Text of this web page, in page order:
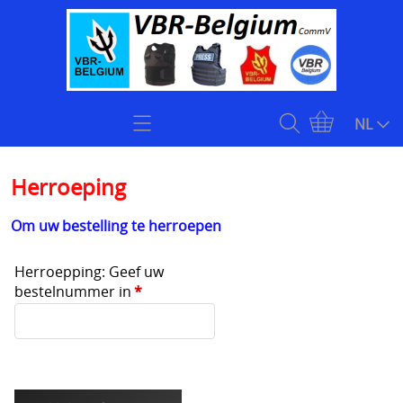
Stock klasse 4 kogelwerende vesten onmiddellijk
Kogelvrije vesten
Kogelwerende helmen
NL
Herroeping
Om uw bestelling te herroepen
Herroepping: Geef uw
bestelnummer in*